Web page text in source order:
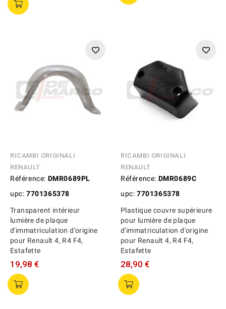
RICAMBI ORIGINALI
RENAULT
Référence: DMR0689PL
upc: 7701365378
Transparent intérieur
lumière de plaque
d'immatriculation d'origine
pour Renault 4, R4 F4,
Estafette
19,98 €
RICAMBI ORIGINALI
RENAULT
Référence: DMR0689C
upc: 7701365378
Plastique couvre supérieure
pour lumière de plaque
d'immatriculation d'origine
pour Renault 4, R4 F4,
Estafette
28,90 €